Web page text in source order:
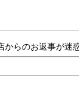
らのお返事が迷